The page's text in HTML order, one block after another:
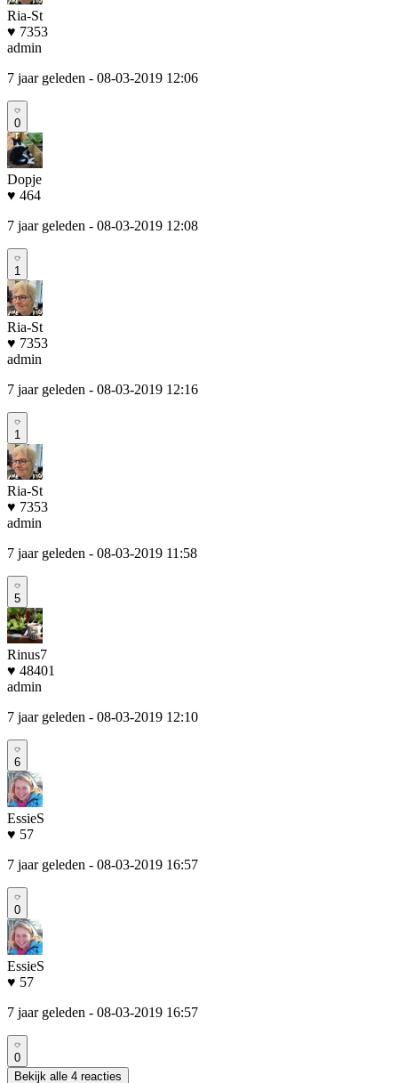
Ria-St
♥ 7353
admin
7 jaar geleden - 08-03-2019 12:06
0
Dopje
♥ 464
7 jaar geleden - 08-03-2019 12:08
1
Ria-St
♥ 7353
admin
7 jaar geleden - 08-03-2019 12:16
1
Ria-St
♥ 7353
admin
7 jaar geleden - 08-03-2019 11:58
5
Rinus7
♥ 48401
admin
7 jaar geleden - 08-03-2019 12:10
6
EssieS
♥ 57
7 jaar geleden - 08-03-2019 16:57
0
EssieS
♥ 57
7 jaar geleden - 08-03-2019 16:57
0
Bekijk alle 4 reacties